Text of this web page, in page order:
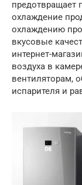
предотвращает
охлаждение
охлаждению
вкусовые
интернет-
воздуха в
вентиляторам,
испарителя и